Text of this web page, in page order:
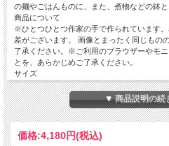
の麺やごはんものに、また、煮物などの鉢と
商品について
※ひとつひとつ作家の手で作られています
差がございます。 画像とまったく同じもの
了承ください。※ご利用のブラウザーやモ
とを、あらかじめご了承ください。
サイズ
径140mm × 高さ75mm ※サイズや重さは
重量:260g
▼ 商品説明の続
価格:4,180円(税込)